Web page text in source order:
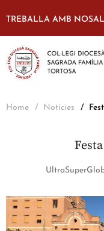
TREBALLA AMB
Home Notícies